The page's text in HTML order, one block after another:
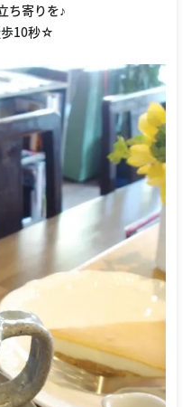
ち寄りを♪
歩10秒☆